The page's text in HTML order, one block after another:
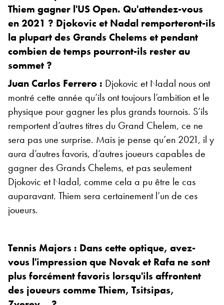
Thiem gagner l'US Open. Qu'attendez-vous
en 2021 ? Djokovic et Nadal remporteront-ils
la plupart des Grands Chelems et pendant
combien de temps pourront-ils rester au
sommet ?
Juan Carlos Ferrero : Djokovic et Nadal nous ont
montré cette année qu’ils ont toujours l’ambition et le
physique pour gagner les plus grands tournois. S’ils
remportent d’autres titres du Grand Chelem, ce ne
sera pas une surprise. Mais je pense qu’en 2021, il y
aura d’autres favoris, d’autres joueurs capables de
gagner des Grands Chelems, et pas seulement
Djokovic et Nadal, comme cela a pu être le cas
auparavant. Thiem sera certainement l’un de ces
joueurs.
Tennis Majors : Dans cette optique, avez-
vous l'impression que Novak et Rafa ne sont
plus forcément favoris lorsqu'ils affrontent
des joueurs comme Thiem, Tsitsipas,